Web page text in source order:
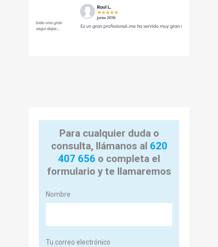
Para cualquier duda o
consulta, llámanos al 620
407 656 o completa el
formulario y te llamaremos
Nombre
Tu correo electrónico